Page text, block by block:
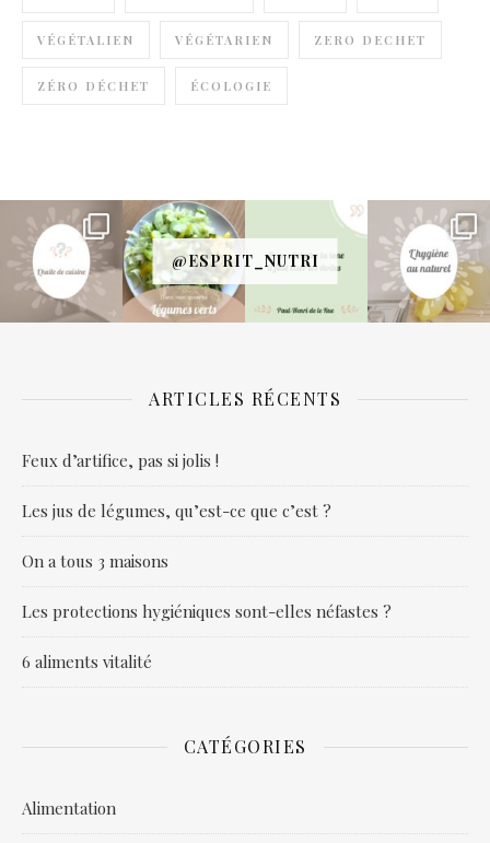
VÉGÉTALIEN VÉGÉTARIEN ZERO DECHET
ZÉRO DÉCHET ÉCOLOGIE
@ESPRIT_NUTRI
ARTICLES RÉCENTS
Feux d’artifice, pas si jolis !
Les jus de légumes, qu’est-ce que c’est ?
On a tous 3 maisons
Les protections hygiéniques sont-elles néfastes ?
6 aliments vitalité
CATÉGORIES
Alimentation